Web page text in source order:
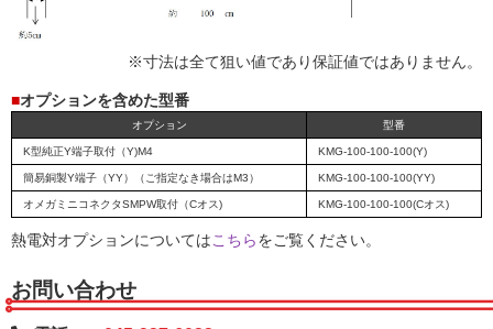
※寸法は全て狙い値であり保証値ではありません。
■オプションを含めた型番
オプション 型番
K型純正Y端子取付（Y)M4 KMG-100-100-100(Y)
簡易銅製Y端子（YY）（ご指定なき場合はM3） KMG-100-100-100(YY)
オメガミニコネクタSMPW取付（Cオス) KMG-100-100-100(Cオス)
熱電対オプションについてはこちらをご覧ください。
お問い合わせ